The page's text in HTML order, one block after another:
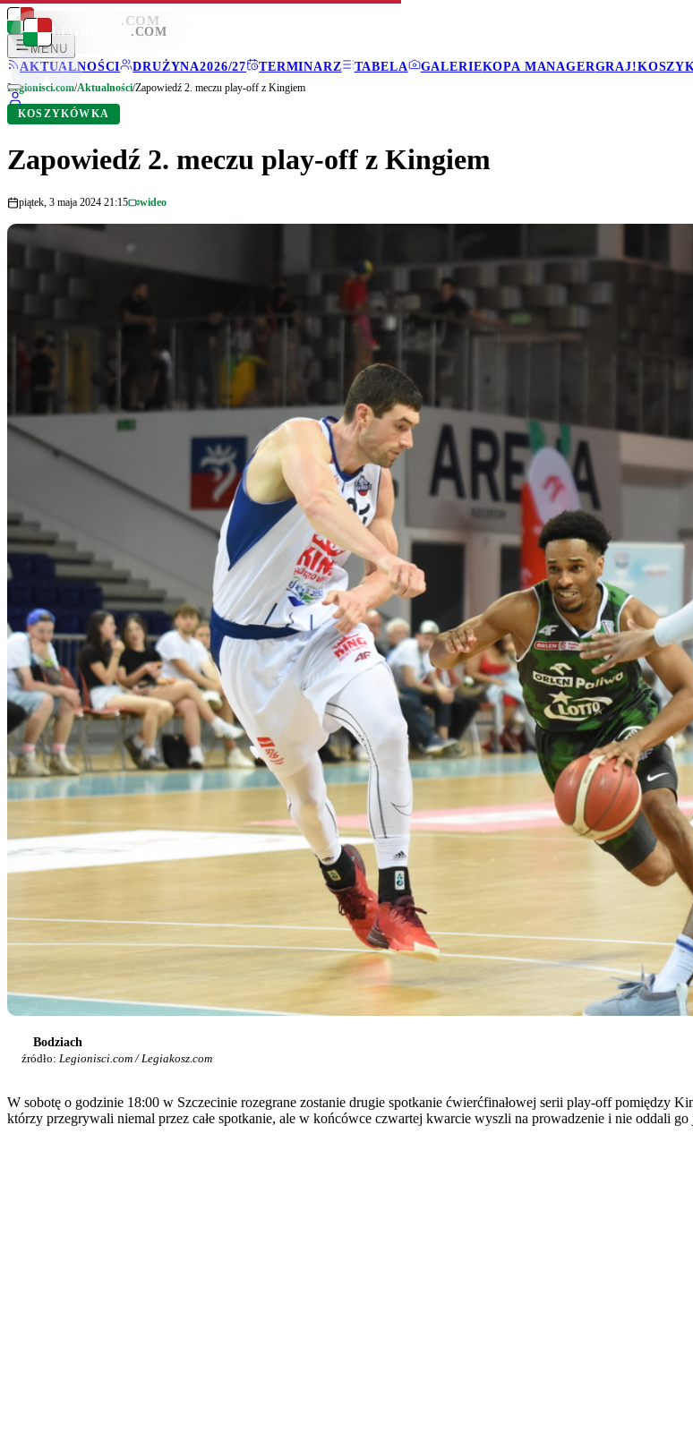
LEGIONISCI .COM
MENU
AKTUALNOŚCI
DRUŻYNA2026/27 TERMINARZ TABELA GALERIEKOPA MANAGERGRAJ!
LEGIONISCI .COM
Legionisci.com/Aktualności/Zapowiedź 2. meczu play-off z Kingiem
KOSZYKÓWKA
Zapowiedź 2. meczu play-off z Kingiem
piątek, 3 maja 2024 21:15 wideo
Bodziach
źródło: Legionisci.com / Legiakosz.com
W sobotę o godzinie 18:00 w Szczecinie rozegrane zostanie drugie spotkanie ćwierćfinałowej serii play-off pomiędzy
którzy przegrywali niemal przez całe spotkanie, ale w końcówce czwartej kwarcie wyszli na prowadzenie i nie oddali go